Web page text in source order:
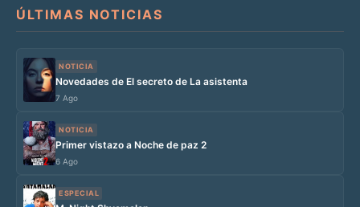
ÚLTIMAS NOTICIAS
NOTICIA
Novedades de El secreto de La asistenta
7 Ago
NOTICIA
Primer vistazo a Noche de paz 2
6 Ago
ESPECIAL